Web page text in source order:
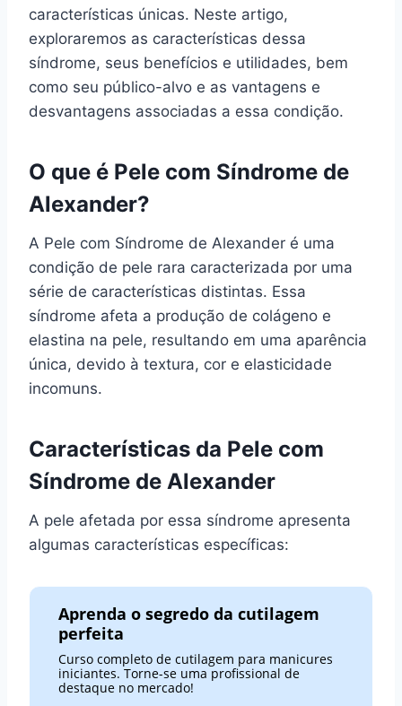
características únicas. Neste artigo,
exploraremos as características dessa
síndrome, seus benefícios e utilidades, bem
como seu público-alvo e as vantagens e
desvantagens associadas a essa condição.
O que é Pele com Síndrome de
Alexander?
A Pele com Síndrome de Alexander é uma
condição de pele rara caracterizada por uma
série de características distintas. Essa
síndrome afeta a produção de colágeno e
elastina na pele, resultando em uma aparência
única, devido à textura, cor e elasticidade
incomuns.
Características da Pele com
Síndrome de Alexander
A pele afetada por essa síndrome apresenta
algumas características específicas:
Aprenda o segredo da cutilagem
perfeita
Curso completo de cutilagem para manicures
iniciantes. Torne-se uma profissional de
destaque no mercado!